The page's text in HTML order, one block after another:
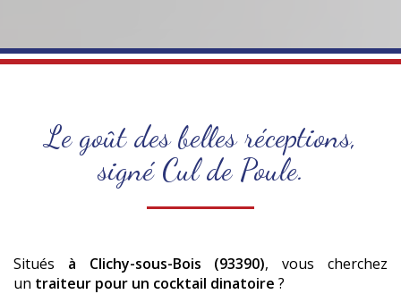
Le goût des belles réceptions,
signé Cul de Poule.
Situés à Clichy-sous-Bois (93390), vous cherchez
un traiteur pour un cocktail dinatoire ?